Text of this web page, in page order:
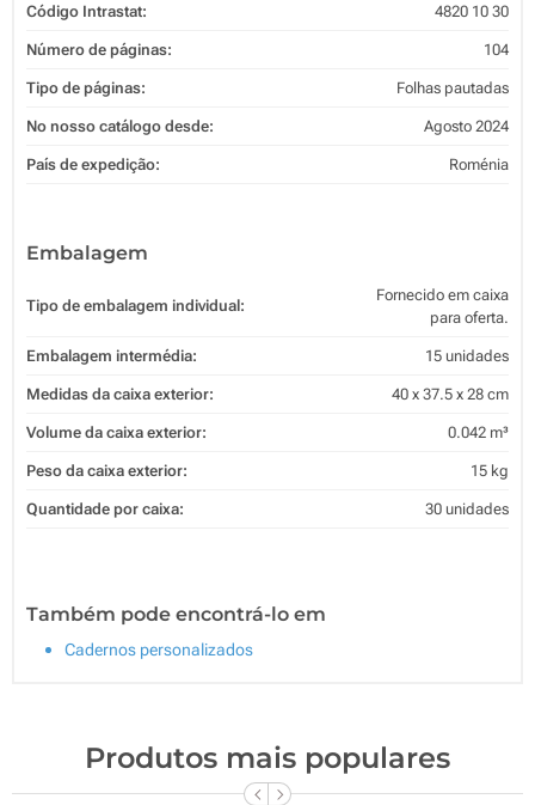
Código Intrastat: 4820 10 30
Número de páginas: 104
Tipo de páginas: Folhas pautadas
No nosso catálogo desde: Agosto 2024
País de expedição: Roménia
Embalagem
Tipo de embalagem individual:
Fornecido em caixa
para oferta.
Embalagem intermédia: 15 unidades
Medidas da caixa exterior: 40 x 37.5 x 28 cm
Volume da caixa exterior: 0.042 m³
Peso da caixa exterior: 15 kg
Quantidade por caixa: 30 unidades
Também pode encontrá-lo em
Cadernos personalizados
Produtos mais populares